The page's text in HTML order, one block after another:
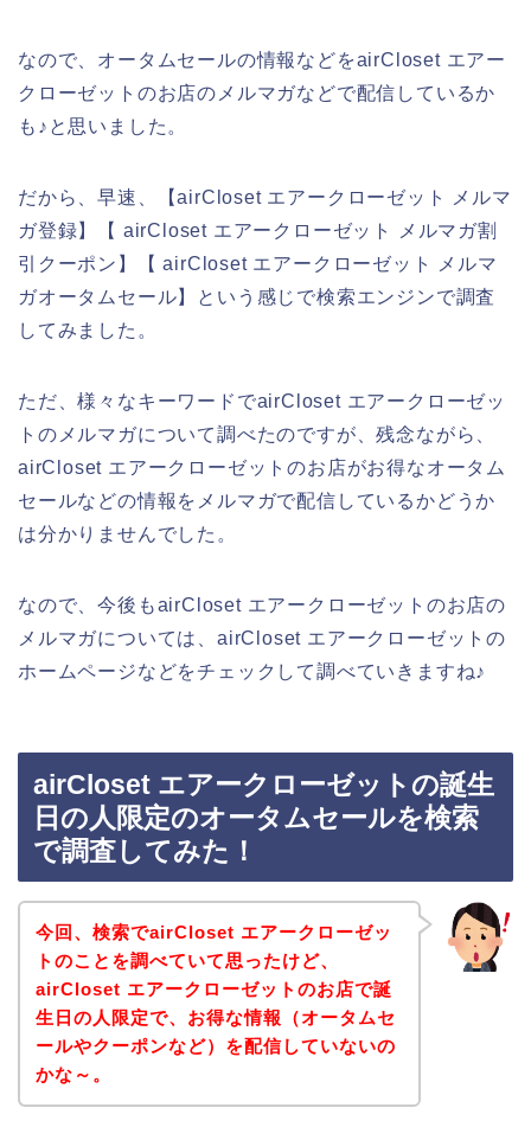
なので、オータムセールの情報などをairCloset エアー
クローゼットのお店のメルマガなどで配信しているか
も♪と思いました。
だから、早速、【airCloset エアークローゼット メルマ
ガ登録】【 airCloset エアークローゼット メルマガ割
引クーポン】【 airCloset エアークローゼット メルマ
ガオータムセール】という感じで検索エンジンで調査
してみました。
ただ、様々なキーワードでairCloset エアークローゼッ
トのメルマガについて調べたのですが、残念ながら、
airCloset エアークローゼットのお店がお得なオータム
セールなどの情報をメルマガで配信しているかどうか
は分かりませんでした。
なので、今後もairCloset エアークローゼットのお店の
メルマガについては、airCloset エアークローゼットの
ホームページなどをチェックして調べていきますね♪
airCloset エアークローゼットの誕生
日の人限定のオータムセールを検索
で調査してみた！
今回、検索でairCloset エアークローゼッ
トのことを調べていて思ったけど、
airCloset エアークローゼットのお店で誕
生日の人限定で、お得な情報（オータムセ
ールやクーポンなど）を配信していないの
かな～。